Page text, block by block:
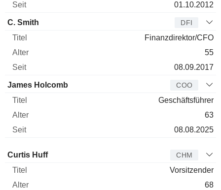
01.10.2012
C. Smith DFI
Finanzdirektor/CFO
55
08.09.2017
James Holcomb COO
Geschäftsführer
63
08.08.2025
Verwaltungsratsmitglied
Curtis Huff CHM
Vorsitzender
68